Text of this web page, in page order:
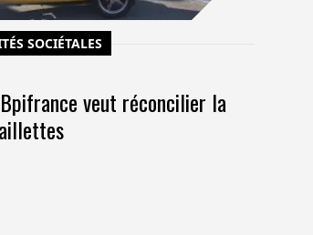
SOCIÉTALES
veut réconcilier la